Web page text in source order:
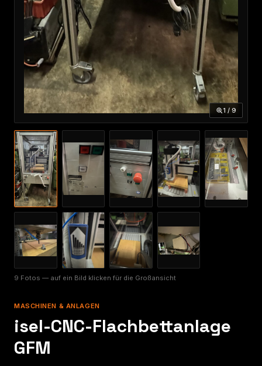
1 / 9
9 Fotos — auf ein Bild klicken für die Großansicht
MASCHINEN & ANLAGEN
isel-CNC-Flachbettanlage
GFM